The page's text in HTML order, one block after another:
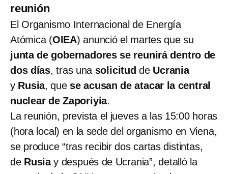
reunión
El Organismo Internacional de Energía
Atómica (OIEA) anunció el martes que su
junta de gobernadores se reunirá dentro de
dos días, tras una solicitud de Ucrania
y Rusia, que se acusan de atacar la central
nuclear de Zaporiyia.
La reunión, prevista el jueves a las 15:00 horas
(hora local) en la sede del organismo en Viena,
se produce “tras recibir dos cartas distintas,
de Rusiay después de Ucrania”, detalló la